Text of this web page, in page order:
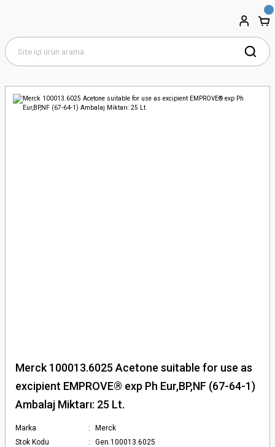
Merck 100013.6025 Acetone suitable for use as
excipient EMPROVE® exp Ph Eur,BP,NF (67-64-1)
Ambalaj Miktarı: 25 Lt.
Marka
Merck
Stok Kodu
Gen.100013.6025